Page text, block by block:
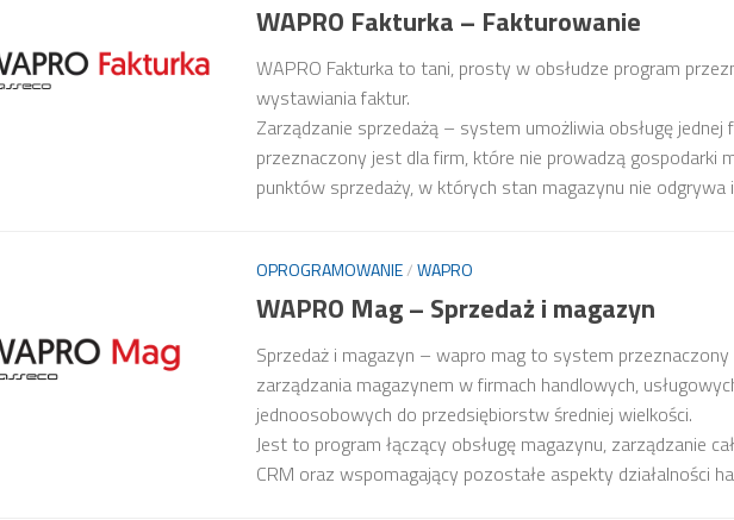
WAPRO Fakturka – Fakturowanie
WAPRO Fakturka to tani, prosty w obsłudze program
wystawiania faktur.
Zarządzanie sprzedażą – system umożliwia obsługę
przeznaczony jest dla firm, które nie prowadzą gospodarki
punktów sprzedaży, w których stan magazynu nie odgrywa
OPROGRAMOWANIE/WAPRO
WAPRO Mag – Sprzedaż i magazyn
Sprzedaż i magazyn – wapro mag to system
zarządzania magazynem w firmach handlowych,
jednoosobowych do przedsiębiorstw średniej wielkości.
Jest to program łączący obsługę magazynu, zarządzanie
CRM oraz wspomagający pozostałe aspekty działalności